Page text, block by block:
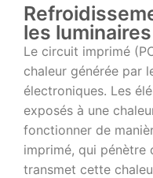
les luminaires
Le circuit imprimé
chaleur générée par
électroniques. Les
exposés à une
fonctionner de
imprimé, qui pénètre
transmet cette